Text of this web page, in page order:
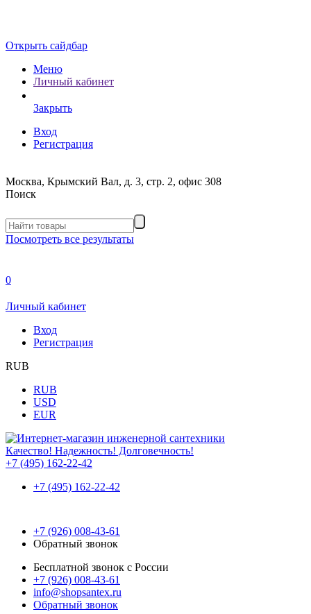
Открыть сайдбар
Меню
Личный кабинет
Закрыть
Вход
Регистрация
Москва, Крымский Вал, д. 3, стр. 2, офис 308
Поиск
Посмотреть все результаты
0
Личный кабинет
Вход
Регистрация
RUB
RUB
USD
EUR
Качество! Надежность! Долговечность!
+7 (495) 162-22-42
+7 (495) 162-22-42
+7 (926) 008-43-61
Обратный звонок
Бесплатной звонок с России
+7 (926) 008-43-61
info@shopsantex.ru
Обратный звонок